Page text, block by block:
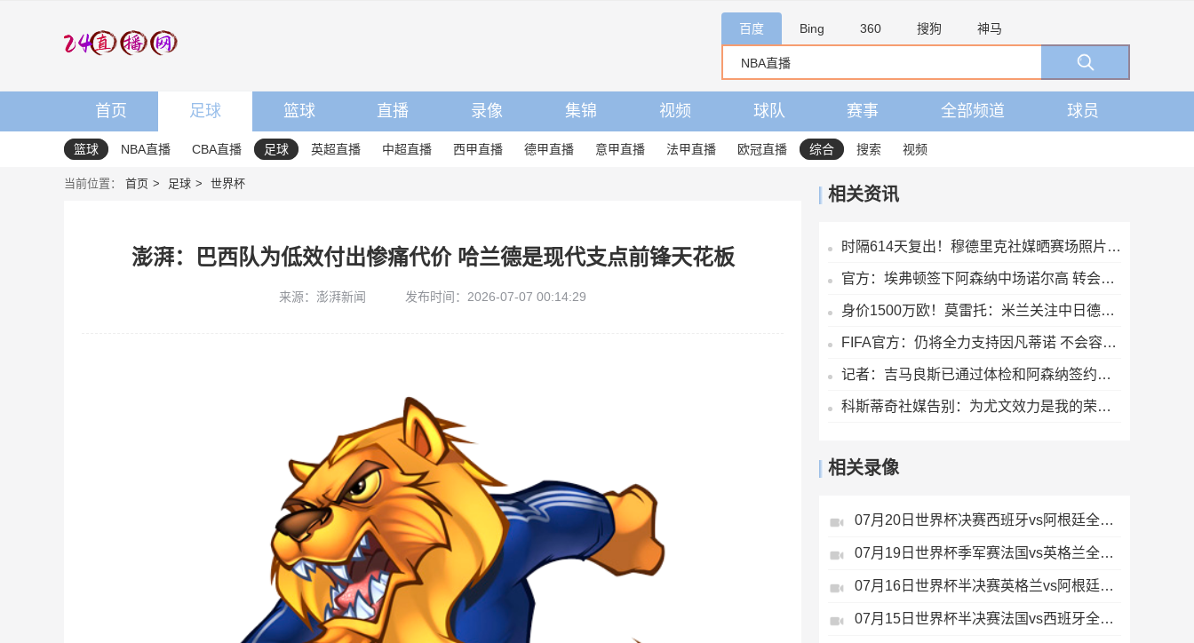
百度 Bing 360 搜狗 神马
首页 足球 篮球 直播 录像 集锦 视频 球队 赛事 全部频道 球员
篮球 NBA直播 CBA直播 足球 英超直播 中超直播 西甲直播 德甲直播 意甲直播 法甲直播 欧冠直播 综合 搜索 视频
当前位置： 首页 足球 世界杯
澎湃：巴西队为低效付出惨痛代价 哈兰德是现代支点前锋天花板
来源：澎湃新闻 发布时间：2026-07-07 00:14:29
相关资讯
时隔614天复出！穆德里克社媒晒赛场照片：好久不见
官方：埃弗顿签下阿森纳中场诺尔高 转会费700万镑签约2年
身价1500万欧！莫雷托：米兰关注中日德兰的智利前锋奥索里奥
FIFA官方：仍将全力支持因凡蒂诺 不会容忍外界对FIFA诚信的攻击
记者：吉马良斯已通过体检和阿森纳签约，7500万镑分期3年支付
科斯蒂奇社媒告别：为尤文效力是我的荣幸，感谢大家的支持
相关录像
07月20日世界杯决赛西班牙vs阿根廷全场录像
07月19日世界杯季军赛法国vs英格兰全场录像
07月16日世界杯半决赛英格兰vs阿根廷全场录像
07月15日世界杯半决赛法国vs西班牙全场录像